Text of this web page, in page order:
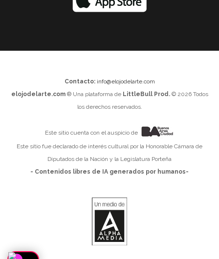
Contacto: info@elojodelarte.com
elojodelarte.com® Una plataforma de LittleBull Prod.© 2026 Todos
los derechos reservados.
Este sitio cuenta con el auspicio de
Este sitio fue declarado de interés cultural por la Honorable Cámara de
Diputados de la Nación y la Legislatura Porteña
- Contenidos libres de IA generados por humanos-